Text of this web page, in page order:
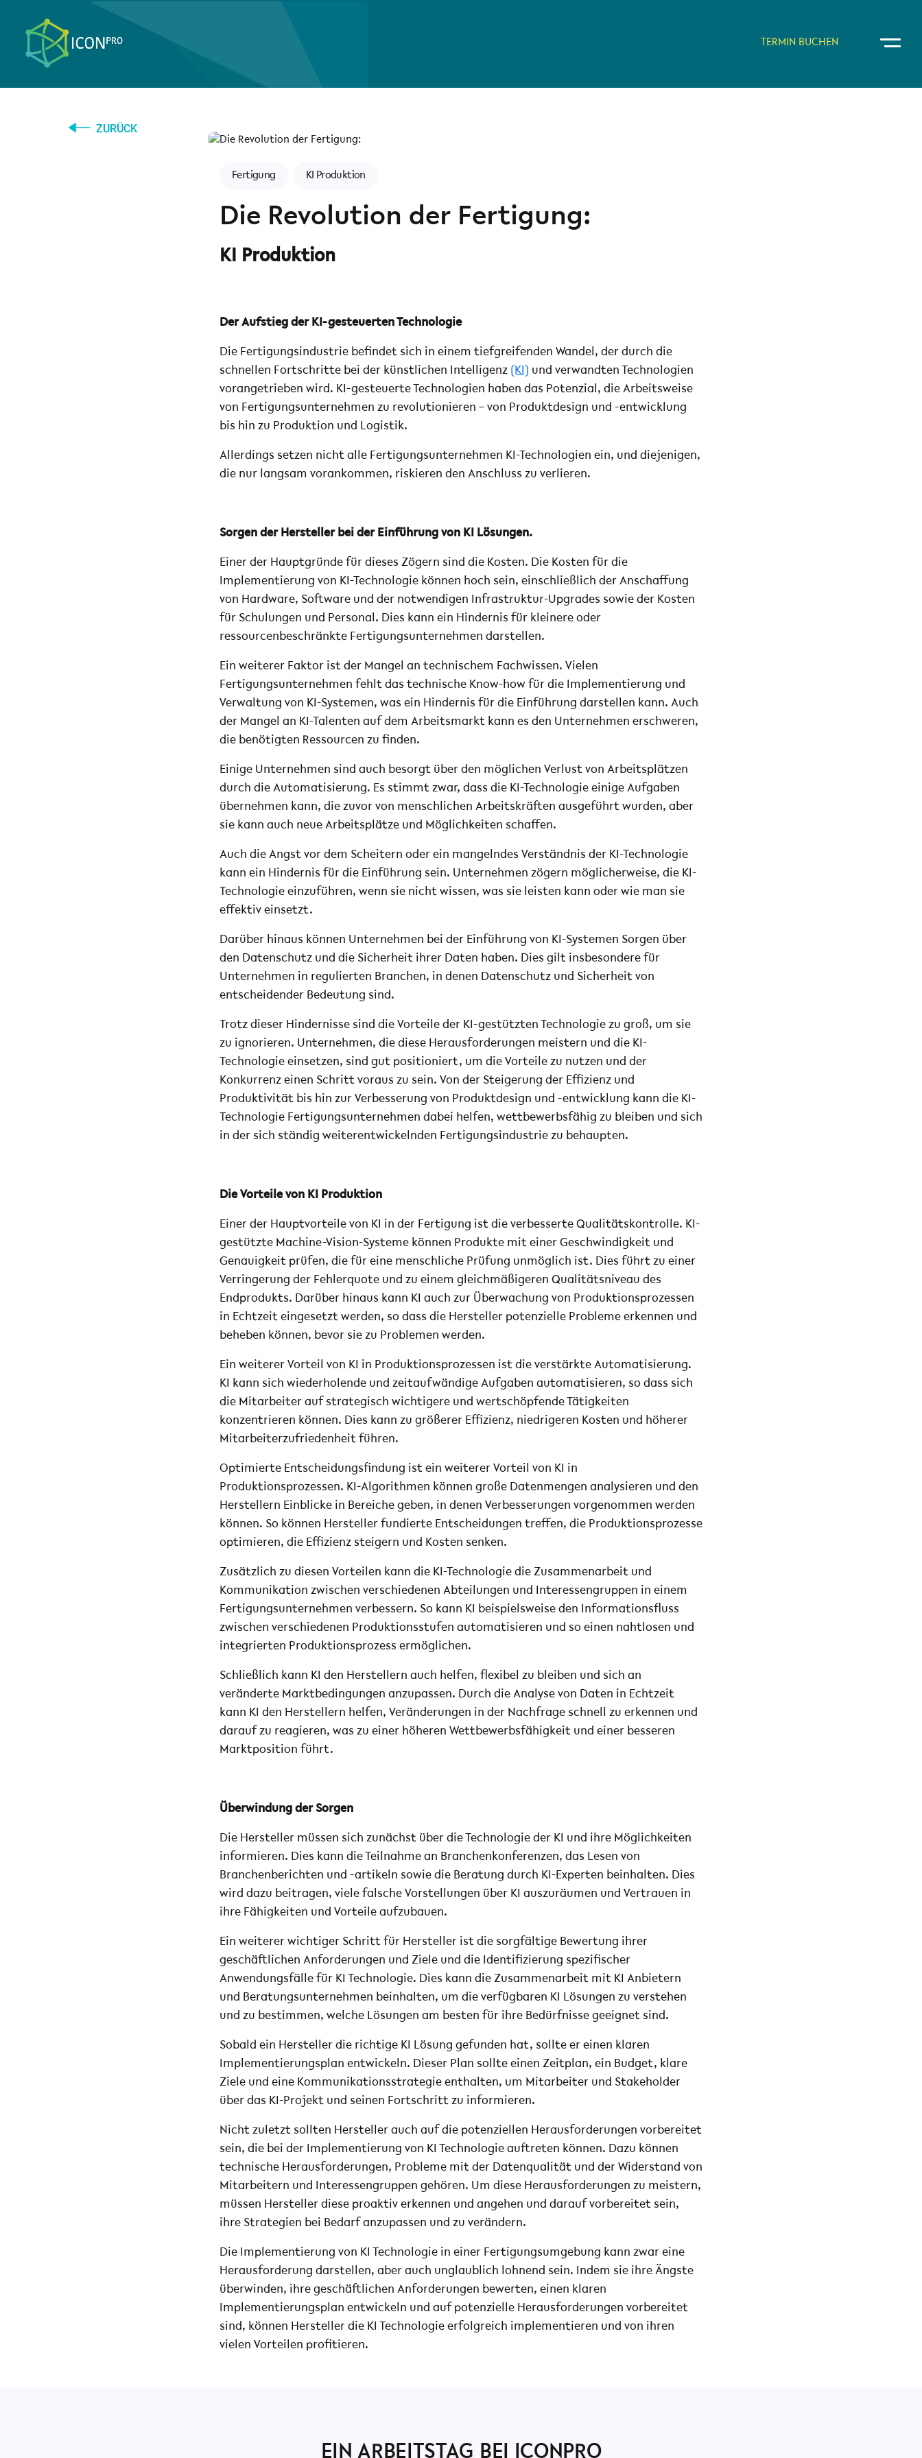
TERMIN BUCHEN
ZURÜCK
Fertigung KI Produktion
Die Revolution der Fertigung:
KI Produktion
Der Aufstieg der KI-gesteuerten Technologie
Die Fertigungsindustrie befindet sich in einem tiefgreifenden Wandel, der durch die
schnellen Fortschritte bei der künstlichen Intelligenz (KI) und verwandten Technologien
vorangetrieben wird. KI-gesteuerte Technologien haben das Potenzial, die Arbeitsweise
von Fertigungsunternehmen zu revolutionieren – von Produktdesign und -entwicklung
bis hin zu Produktion und Logistik.
Allerdings setzen nicht alle Fertigungsunternehmen KI-Technologien ein, und diejenigen,
die nur langsam vorankommen, riskieren den Anschluss zu verlieren.
Sorgen der Hersteller bei der Einführung von KI Lösungen.
Einer der Hauptgründe für dieses Zögern sind die Kosten. Die Kosten für die
Implementierung von KI-Technologie können hoch sein, einschließlich der Anschaffung
von Hardware, Software und der notwendigen Infrastruktur-Upgrades sowie der Kosten
für Schulungen und Personal. Dies kann ein Hindernis für kleinere oder
ressourcenbeschränkte Fertigungsunternehmen darstellen.
Ein weiterer Faktor ist der Mangel an technischem Fachwissen. Vielen
Fertigungsunternehmen fehlt das technische Know-how für die Implementierung und
Verwaltung von KI-Systemen, was ein Hindernis für die Einführung darstellen kann. Auch
der Mangel an KI-Talenten auf dem Arbeitsmarkt kann es den Unternehmen erschweren,
die benötigten Ressourcen zu finden.
Einige Unternehmen sind auch besorgt über den möglichen Verlust von Arbeitsplätzen
durch die Automatisierung. Es stimmt zwar, dass die KI-Technologie einige Aufgaben
übernehmen kann, die zuvor von menschlichen Arbeitskräften ausgeführt wurden, aber
sie kann auch neue Arbeitsplätze und Möglichkeiten schaffen.
Auch die Angst vor dem Scheitern oder ein mangelndes Verständnis der KI-Technologie
kann ein Hindernis für die Einführung sein. Unternehmen zögern möglicherweise, die KI-
Technologie einzuführen, wenn sie nicht wissen, was sie leisten kann oder wie man sie
effektiv einsetzt.
Darüber hinaus können Unternehmen bei der Einführung von KI-Systemen Sorgen über
den Datenschutz und die Sicherheit ihrer Daten haben. Dies gilt insbesondere für
Unternehmen in regulierten Branchen, in denen Datenschutz und Sicherheit von
entscheidender Bedeutung sind.
Trotz dieser Hindernisse sind die Vorteile der KI-gestützten Technologie zu groß, um sie
zu ignorieren. Unternehmen, die diese Herausforderungen meistern und die KI-
Technologie einsetzen, sind gut positioniert, um die Vorteile zu nutzen und der
Konkurrenz einen Schritt voraus zu sein. Von der Steigerung der Effizienz und
Produktivität bis hin zur Verbesserung von Produktdesign und -entwicklung kann die KI-
Technologie Fertigungsunternehmen dabei helfen, wettbewerbsfähig zu bleiben und sich
in der sich ständig weiterentwickelnden Fertigungsindustrie zu behaupten.
Die Vorteile von KI Produktion
Einer der Hauptvorteile von KI in der Fertigung ist die verbesserte Qualitätskontrolle. KI-
gestützte Machine-Vision-Systeme können Produkte mit einer Geschwindigkeit und
Genauigkeit prüfen, die für eine menschliche Prüfung unmöglich ist. Dies führt zu einer
Verringerung der Fehlerquote und zu einem gleichmäßigeren Qualitätsniveau des
Endprodukts. Darüber hinaus kann KI auch zur Überwachung von Produktionsprozessen
in Echtzeit eingesetzt werden, so dass die Hersteller potenzielle Probleme erkennen und
beheben können, bevor sie zu Problemen werden.
Ein weiterer Vorteil von KI in Produktionsprozessen ist die verstärkte Automatisierung.
KI kann sich wiederholende und zeitaufwändige Aufgaben automatisieren, so dass sich
die Mitarbeiter auf strategisch wichtigere und wertschöpfende Tätigkeiten
konzentrieren können. Dies kann zu größerer Effizienz, niedrigeren Kosten und höherer
Mitarbeiterzufriedenheit führen.
Optimierte Entscheidungsfindung ist ein weiterer Vorteil von KI in
Produktionsprozessen. KI-Algorithmen können große Datenmengen analysieren und den
Herstellern Einblicke in Bereiche geben, in denen Verbesserungen vorgenommen werden
können. So können Hersteller fundierte Entscheidungen treffen, die Produktionsprozesse
optimieren, die Effizienz steigern und Kosten senken.
Zusätzlich zu diesen Vorteilen kann die KI-Technologie die Zusammenarbeit und
Kommunikation zwischen verschiedenen Abteilungen und Interessengruppen in einem
Fertigungsunternehmen verbessern. So kann KI beispielsweise den Informationsfluss
zwischen verschiedenen Produktionsstufen automatisieren und so einen nahtlosen und
integrierten Produktionsprozess ermöglichen.
Schließlich kann KI den Herstellern auch helfen, flexibel zu bleiben und sich an
veränderte Marktbedingungen anzupassen. Durch die Analyse von Daten in Echtzeit
kann KI den Herstellern helfen, Veränderungen in der Nachfrage schnell zu erkennen und
darauf zu reagieren, was zu einer höheren Wettbewerbsfähigkeit und einer besseren
Marktposition führt.
Überwindung der Sorgen
Die Hersteller müssen sich zunächst über die Technologie der KI und ihre Möglichkeiten
informieren. Dies kann die Teilnahme an Branchenkonferenzen, das Lesen von
Branchenberichten und -artikeln sowie die Beratung durch KI-Experten beinhalten. Dies
wird dazu beitragen, viele falsche Vorstellungen über KI auszuräumen und Vertrauen in
ihre Fähigkeiten und Vorteile aufzubauen.
Ein weiterer wichtiger Schritt für Hersteller ist die sorgfältige Bewertung ihrer
geschäftlichen Anforderungen und Ziele und die Identifizierung spezifischer
Anwendungsfälle für KI Technologie. Dies kann die Zusammenarbeit mit KI Anbietern
und Beratungsunternehmen beinhalten, um die verfügbaren KI Lösungen zu verstehen
und zu bestimmen, welche Lösungen am besten für ihre Bedürfnisse geeignet sind.
Sobald ein Hersteller die richtige KI Lösung gefunden hat, sollte er einen klaren
Implementierungsplan entwickeln. Dieser Plan sollte einen Zeitplan, ein Budget, klare
Ziele und eine Kommunikationsstrategie enthalten, um Mitarbeiter und Stakeholder
über das KI-Projekt und seinen Fortschritt zu informieren.
Nicht zuletzt sollten Hersteller auch auf die potenziellen Herausforderungen vorbereitet
sein, die bei der Implementierung von KI Technologie auftreten können. Dazu können
technische Herausforderungen, Probleme mit der Datenqualität und der Widerstand von
Mitarbeitern und Interessengruppen gehören. Um diese Herausforderungen zu meistern,
müssen Hersteller diese proaktiv erkennen und angehen und darauf vorbereitet sein,
ihre Strategien bei Bedarf anzupassen und zu verändern.
Die Implementierung von KI Technologie in einer Fertigungsumgebung kann zwar eine
Herausforderung darstellen, aber auch unglaublich lohnend sein. Indem sie ihre Ängste
überwinden, ihre geschäftlichen Anforderungen bewerten, einen klaren
Implementierungsplan entwickeln und auf potenzielle Herausforderungen vorbereitet
sind, können Hersteller die KI Technologie erfolgreich implementieren und von ihren
vielen Vorteilen profitieren.
EIN ARBEITSTAG BEI ICONPRO